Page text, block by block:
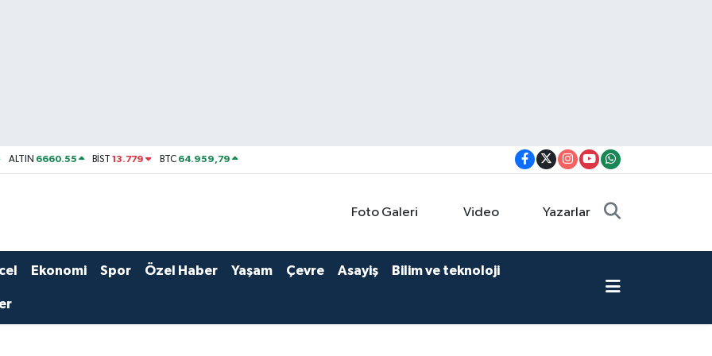
ALTIN 6660.55 BİST13.779 BTC 64.959,79
Foto Galeri Video Yazarlar
Ekonomi Spor Özel Haber Yaşam Çevre Asayiş Bilim ve teknoloji